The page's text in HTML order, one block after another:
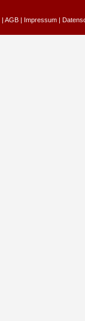
| AGB | Impressum |